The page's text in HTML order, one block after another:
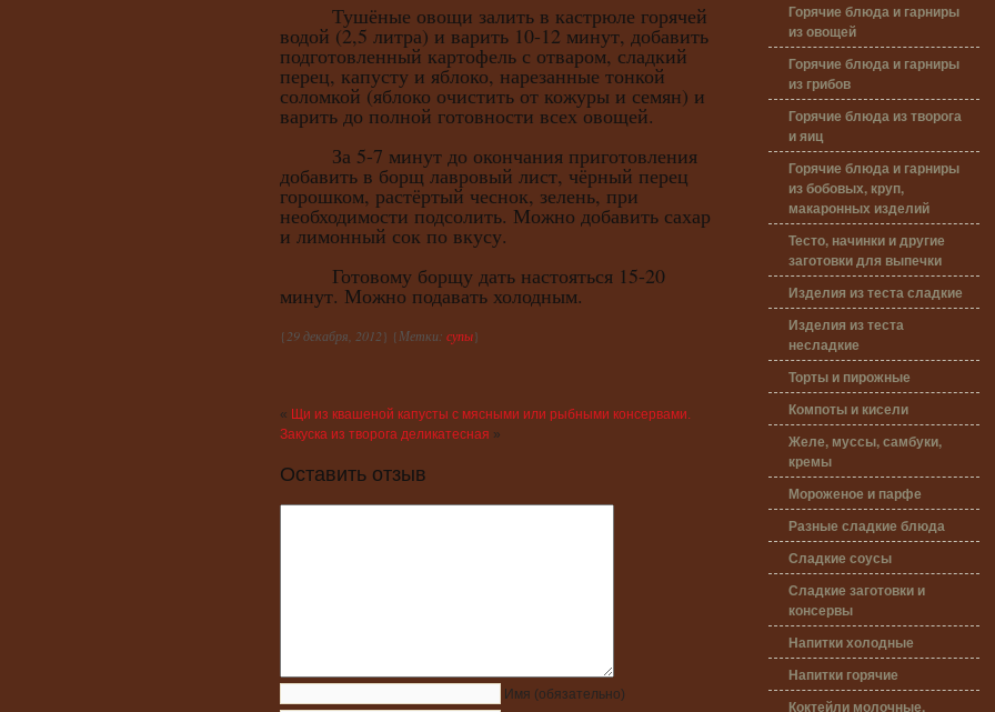
Тушёные овощи залить в кастрюле горячей
водой (2,5 литра) и варить 10-12 минут, добавить
подготовленный картофель с отваром, сладкий
перец, капусту и яблоко, нарезанные тонкой
соломкой (яблоко очистить от кожуры и семян) и
варить до полной готовности всех овощей.
За 5-7 минут до окончания приготовления
добавить в борщ лавровый лист, чёрный перец
горошком, растёртый чеснок, зелень, при
необходимости подсолить. Можно добавить сахар
и лимонный сок по вкусу.
Готовому борщу дать настояться 15-20
минут. Можно подавать холодным.
{29 декабря, 2012} {Метки: супы}
« Щи из квашеной капусты с мясными или рыбными консервами.
Закуска из творога деликатесная »
Оставить отзыв
Имя (обязательно)
Горячие блюда и гарниры
из овощей
Горячие блюда и гарниры
из грибов
Горячие блюда из творога
и яиц
Горячие блюда и гарниры
из бобовых, круп,
макаронных изделий
Тесто, начинки и другие
заготовки для выпечки
Изделия из теста сладкие
Изделия из теста
несладкие
Торты и пирожные
Компоты и кисели
Желе, муссы, самбуки,
кремы
Мороженое и парфе
Разные сладкие блюда
Сладкие соусы
Сладкие заготовки и
консервы
Напитки холодные
Напитки горячие
Коктейли молочные,